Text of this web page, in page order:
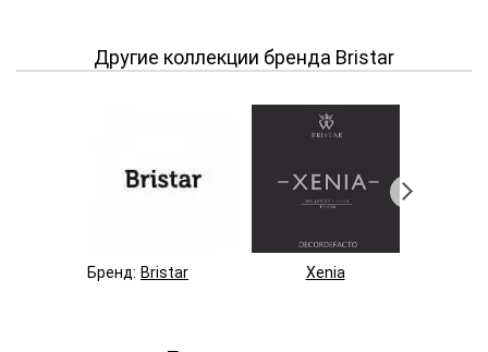
Другие коллекции бренда Bristar
Бренд: Bristar Xenia